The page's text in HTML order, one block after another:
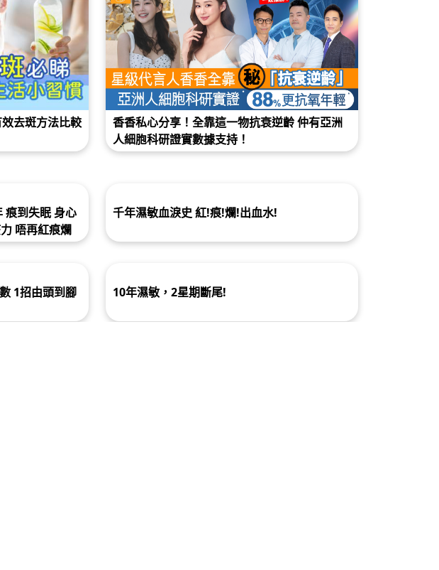
效去斑方法比較
香香私心分享！全靠這一物抗衰逆齡 仲有亞洲
人細胞科研證實數據支持！